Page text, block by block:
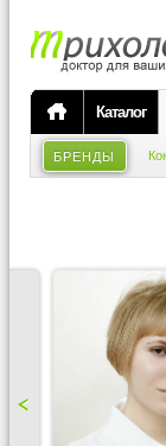
Каталог
БРЕНДЫ